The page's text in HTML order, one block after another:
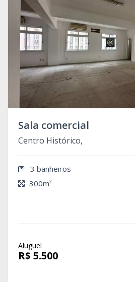
Sala comercial
Centro Histórico,
3 banheiros
300m²
Aluguel
R$ 5.500